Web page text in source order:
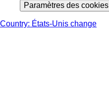
Paramètres des cookies
Country: États-Unis change